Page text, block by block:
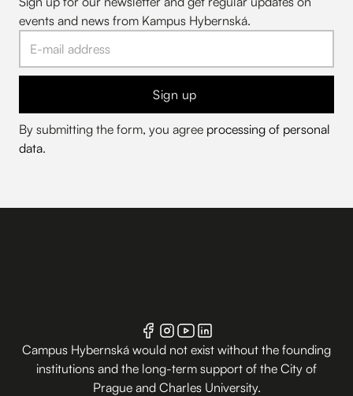
events and news from Kampus Hybernská.
Sign up
By submitting the form, you agree processing of personal
data.
Campus Hybernská would not exist without the founding
institutions and the long-term support of the City of
Prague and Charles University.